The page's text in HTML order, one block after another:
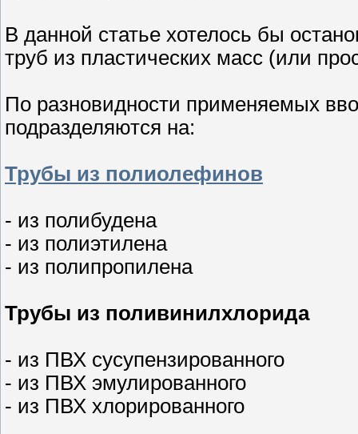
В данной статье хотелось бы
труб из пластических масс (или
По разновидности применяемых
подразделяются на:
Трубы из полиолефинов
- из полибудена
- из полиэтилена
- из полипропилена
Трубы из поливинилхлорида
- из ПВХ сусупензированного
- из ПВХ эмулированного
- из ПВХ хлорированного